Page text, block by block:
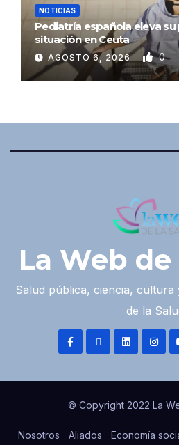
NOTICIAS
Pediatría española eleva
situación en Ceuta
AGOSTO 6, 2026 0
La Web
Salud pública, ciencia, cultura
de la
© Copyright 2022 La
Nosotros Aliados Economía